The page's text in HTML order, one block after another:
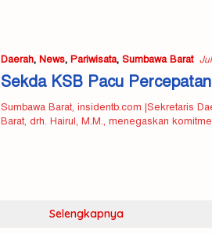
Daerah, News, Pariwisata, Sumbawa Barat
Sekda KSB Pacu
Sumbawa Barat, insidentb.com |Sekretaris
Barat, drh. Hairul, M.M., menegaskan
Selengkapnya